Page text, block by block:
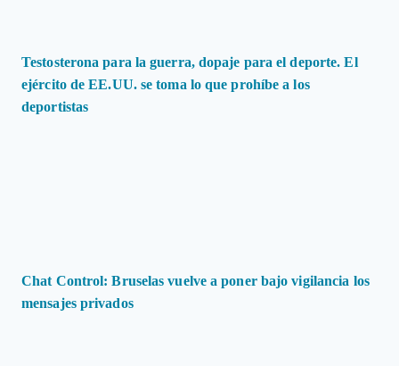
Testosterona para la guerra, dopaje para el deporte. El
ejército de EE.UU. se toma lo que prohíbe a los
deportistas
Chat Control: Bruselas vuelve a poner bajo vigilancia los
mensajes privados